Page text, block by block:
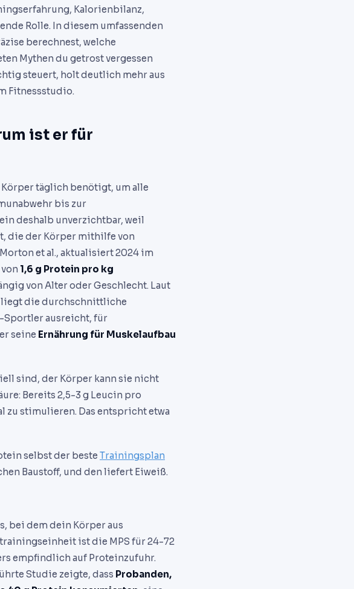
Kalorienbilanz,
Rolle. In diesem umfassenden
berechnest, welche
Mythen du getrost vergessen
steuert, holt deutlich mehr aus
Fitnessstudio.
ist er für
täglich benötigt, um alle
bis zur
deshalb unverzichtbar, weil
die der Körper mithilfe von
et al., aktualisiert 2024 im
1,6 g Protein pro kg
von Alter oder Geschlecht. Laut
liegt die durchschnittliche
Sportler ausreicht, für
seine Ernährung für Muskelaufbau
sind, der Körper kann sie nicht
Bereits 2,5-3 g Leucin pro
zu stimulieren. Das entspricht etwa
selbst der beste Trainingsplan
Baustoff, und den liefert Eiweiß.
bei dem dein Körper aus
ist die MPS für 24-72
empfindlich auf Proteinzufuhr.
Studie zeigte, dass Probanden,